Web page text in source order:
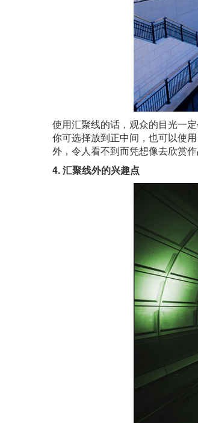
使用汇聚线的话，观众的目光一
你可选择放到正中间，也可以使
外，令人看不到而凭想像去欣赏作
4. 汇聚线外的兴趣点